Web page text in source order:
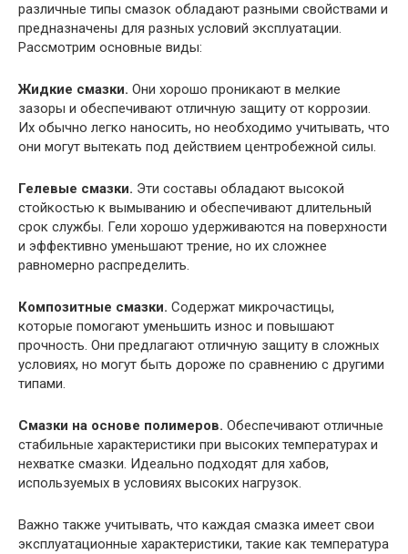
различные типы смазок обладают разными свойствами и
предназначены для разных условий эксплуатации.
Рассмотрим основные виды:
Жидкие смазки. Они хорошо проникают в мелкие
зазоры и обеспечивают отличную защиту от коррозии.
Их обычно легко наносить, но необходимо учитывать, что
они могут вытекать под действием центробежной силы.
Гелевые смазки. Эти составы обладают высокой
стойкостью к вымыванию и обеспечивают длительный
срок службы. Гели хорошо удерживаются на поверхности
и эффективно уменьшают трение, но их сложнее
равномерно распределить.
Композитные смазки. Содержат микрочастицы,
которые помогают уменьшить износ и повышают
прочность. Они предлагают отличную защиту в сложных
условиях, но могут быть дороже по сравнению с другими
типами.
Смазки на основе полимеров. Обеспечивают отличные
стабильные характеристики при высоких температурах и
нехватке смазки. Идеально подходят для хабов,
используемых в условиях высоких нагрузок.
Важно также учитывать, что каждая смазка имеет свои
эксплуатационные характеристики, такие как температура